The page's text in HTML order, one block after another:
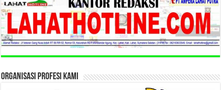
ORGANISASI PROFESI KAMI